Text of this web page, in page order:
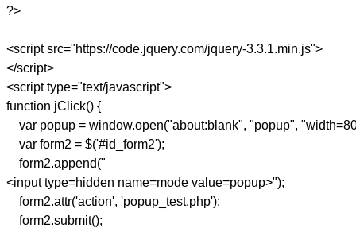
?>
<script src="https://code.jquery.com/jquery-3.3.1.min.js">
</script>
<script type="text/javascript">
function jClick() {
var popup = window.open("about:blank", "popup",
var form2 = $('#id_form2');
form2.append("
<input type=hidden name=mode value=popup>");
form2.attr('action', 'popup_test.php');
form2.submit();